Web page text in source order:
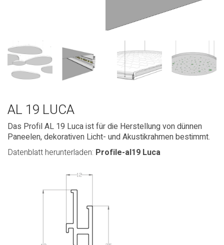
AL 19 LUCA
Das Profil AL 19 Luca ist für die Herstellung von dünnen
Paneelen, dekorativen Licht- und Akustikrahmen bestimmt.
Datenblatt herunterladen: Profile-al19 Luca